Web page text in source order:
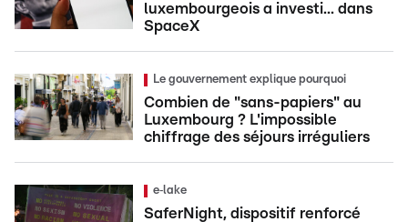
luxembourgeois a investi... dans
SpaceX
Le gouvernement explique pourquoi
Combien de "sans-papiers" au
Luxembourg ? L'impossible
chiffrage des séjours irréguliers
e‑lake
SaferNight, dispositif renforcé